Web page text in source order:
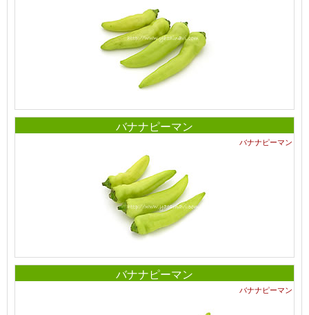
バナナピーマン
バナナピーマン
バナナピーマン
バナナピーマン